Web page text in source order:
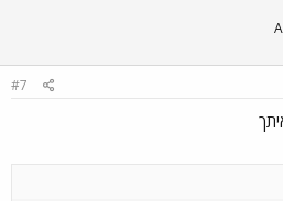
#7